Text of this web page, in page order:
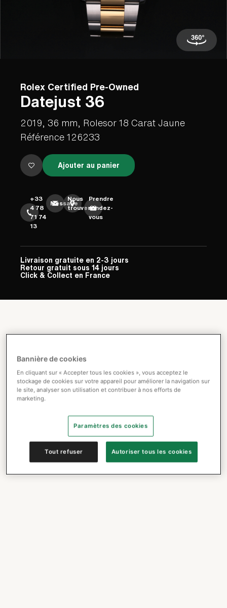
Rolex Certified Pre-Owned
Datejust 36
2019, 36 mm, Rolesor 18 Carat Jaune
Référence 126233
Ajouter au panier
+33
4 78
71 74
13
Message
Nous
trouver
Prendre
rendez-
vous
Livraison gratuite en 2-3 jours
Retour gratuit sous 14 jours
Click & Collect en France
Bannière de cookies
En cliquant sur « Accepter tous les cookies », vous acceptez le
stockage de cookies sur votre appareil pour améliorer la navigation sur
le site, analyser son utilisation et contribuer à nos efforts de
marketing.
Paramètres des cookies
Tout refuser Autoriser tous les cookies